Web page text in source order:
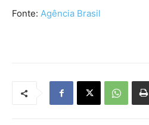
Fonte: Agência Brasil